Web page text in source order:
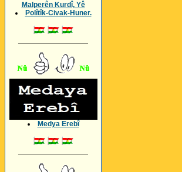
Malperên Kurdî, Yê
Polîtîk-Civak-Huner.
Medya Erebî